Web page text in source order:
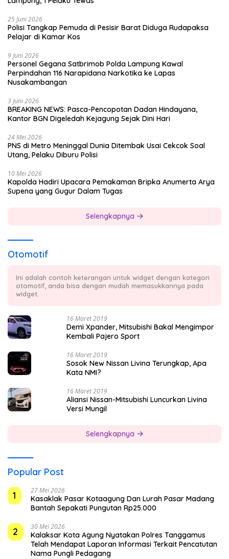
25 Juni 2026
Polisi Tangkap Pemuda di Pesisir Barat Diduga Rudapaksa
Pelajar di Kamar Kos
9 Juni 2026
Personel Gegana Satbrimob Polda Lampung Kawal
Perpindahan 116 Narapidana Narkotika ke Lapas
Nusakambangan
3 Juni 2026
BREAKING NEWS: Pasca-Pencopotan Dadan Hindayana,
Kantor BGN Digeledah Kejagung Sejak Dini Hari
24 Mei 2026
PNS di Metro Meninggal Dunia Ditembak Usai Cekcok Soal
Utang, Pelaku Diburu Polisi
10 Mei 2026
Kapolda Hadiri Upacara Pemakaman Bripka Anumerta Arya
Supena yang Gugur Dalam Tugas
Selengkapnya
Otomotif
Ini adalah contoh keterangan untuk widget dengan kategori
otomotif, anda bisa dengan mudah memasukkannya pada
widget.
16 Maret 2019
Demi Xpander, Mitsubishi Bakal Mengimpor
Kembali Pajero Sport
16 Maret 2019
Sosok New Nissan Livina Terungkap, Apa
Kata NMI?
16 Maret 2019
Aliansi Nissan-Mitsubishi Luncurkan Livina
Versi Mungil
Selengkapnya
Popular Post
1
27 Mei 2026
Kasaklak Pasar Kotaagung Dan Lurah Pasar Madang
Bantah Sepakati Pungutan Rp25.000
2 30 Mei 2026
Kalaksar Kota Agung Nyatakan Polres Tanggamus
Telah Mendapat Laporan Informasi Terkait Pencatutan
Nama Pungli Pedagang